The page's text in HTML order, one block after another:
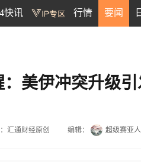
快讯 行情 要闻
美伊冲突升级
汇通财经原创 编辑： 超级赛亚人